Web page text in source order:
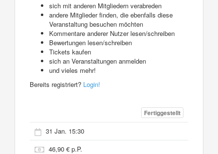
sich mit anderen Mitgliedern verabreden
andere Mitglieder finden, die ebenfalls diese
Veranstaltung besuchen möchten
Kommentare anderer Nutzer lesen/schreiben
Bewertungen lesen/schreiben
Tickets kaufen
sich an Veranstaltungen anmelden
und vieles mehr!
Bereits registriert? Login!
Fertiggestellt
31 Jan. 15:30
46,90 € p.P.